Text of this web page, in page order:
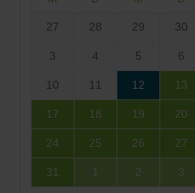
27 28 29 30
3 4 5 6
10 11 12 13
17 18 19 20
24 25 26 27
31 1 2 3